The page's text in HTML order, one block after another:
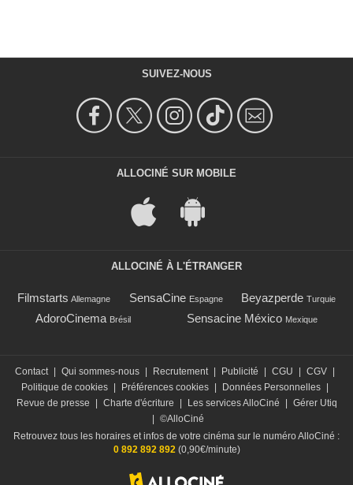
SUIVEZ-NOUS
ALLOCINÉ SUR MOBILE
ALLOCINÉ À L'ÉTRANGER
Filmstarts Allemagne SensaCine Espagne Beyazperde Turquie
AdoroCinema Brésil Sensacine México Mexique
Contact Qui sommes-nous Recrutement Publicité CGU CGV
Politique de cookies
Préférences cookies Données Personnelles
Revue de presse
Charte d'écriture Les services AlloCiné
Gérer Utiq
©AlloCiné
Retrouvez tous les horaires et infos de votre cinéma sur le numéro AlloCiné :
0 892 892 892(0,90€/minute)